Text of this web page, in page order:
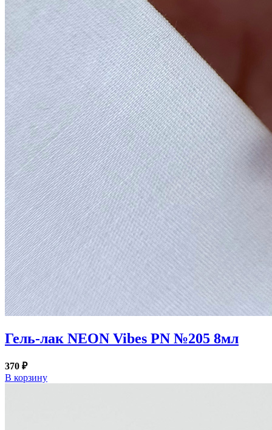
Гель-лак NEON Vibes PN №205 8мл
370 ₽
В корзину